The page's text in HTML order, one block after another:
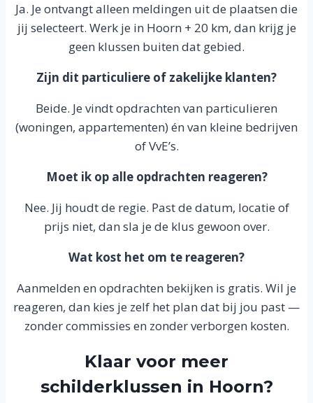
Ja. Je ontvangt alleen meldingen uit de plaatsen die
jij selecteert. Werk je in Hoorn + 20 km, dan krijg je
geen klussen buiten dat gebied.
Zijn dit particuliere of zakelijke klanten?
Beide. Je vindt opdrachten van particulieren
(woningen, appartementen) én van kleine bedrijven
of VvE’s.
Moet ik op alle opdrachten reageren?
Nee. Jij houdt de regie. Past de datum, locatie of
prijs niet, dan sla je de klus gewoon over.
Wat kost het om te reageren?
Aanmelden en opdrachten bekijken is gratis. Wil je
reageren, dan kies je zelf het plan dat bij jou past —
zonder commissies en zonder verborgen kosten.
Klaar voor meer
schilderklussen in Hoorn?